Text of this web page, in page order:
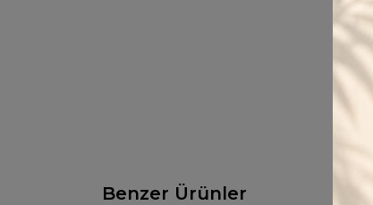
Benzer Ürünler